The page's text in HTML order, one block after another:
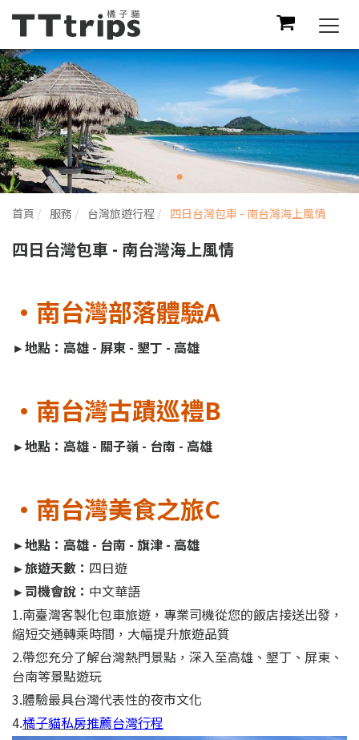
首頁 服務 台灣旅遊行程 四日台灣包車 - 南台灣海上風情
四日台灣包車 - 南台灣海上風情
•南台灣部落體驗A
►地點：高雄 - 屏東 - 墾丁 - 高雄
•南台灣古蹟巡禮B
►地點：高雄 - 關子嶺 - 台南 - 高雄
•南台灣美食之旅C
►地點：高雄 - 台南 - 旗津 - 高雄
►旅遊天數： 四日遊
►司機會說： 中文華語
1.南臺灣客製化包車旅遊，專業司機從您的飯店接送出發，
縮短交通轉乘時間，大幅提升旅遊品質
2.帶您充分了解台灣熱門景點，深入至高雄、墾丁、屏東、
台南等景點遊玩
3.體驗最具台灣代表性的夜市文化
4.橘子貓私房推薦台灣行程